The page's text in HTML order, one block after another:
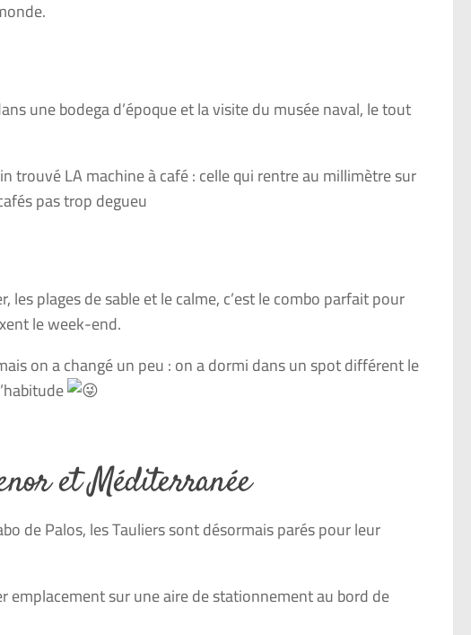
une bodega d’époque et la visite du musée naval, le tout
trouvé LA machine à café : celle qui rentre au millimètre sur
pas trop degueu
les plages de sable et le calme, c’est le combo parfait pour
le week-end.
on a changé un peu : on a dormi dans un spot différent le
et Méditerranée
de Palos, les Tauliers sont désormais parés pour leur
sur une aire de stationnement au bord de